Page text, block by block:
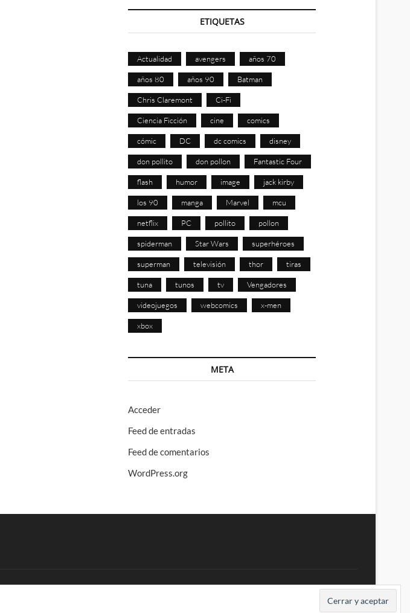
ETIQUETAS
Actualidad avengers años 70
años 80 años 90 Batman
Chris Claremont Ci-Fi
Ciencia Ficción cine comics
cómic DC dc comics disney
don pollito don pollon Fantastic Four
flash humor image jack kirby
los 90 manga Marvel mcu
netflix PC pollito pollon
spiderman Star Wars superhéroes
superman televisión thor tiras
tuna tunos tv Vengadores
videojuegos webcomics x-men
xbox
META
Acceder
Feed de entradas
Feed de comentarios
WordPress.org